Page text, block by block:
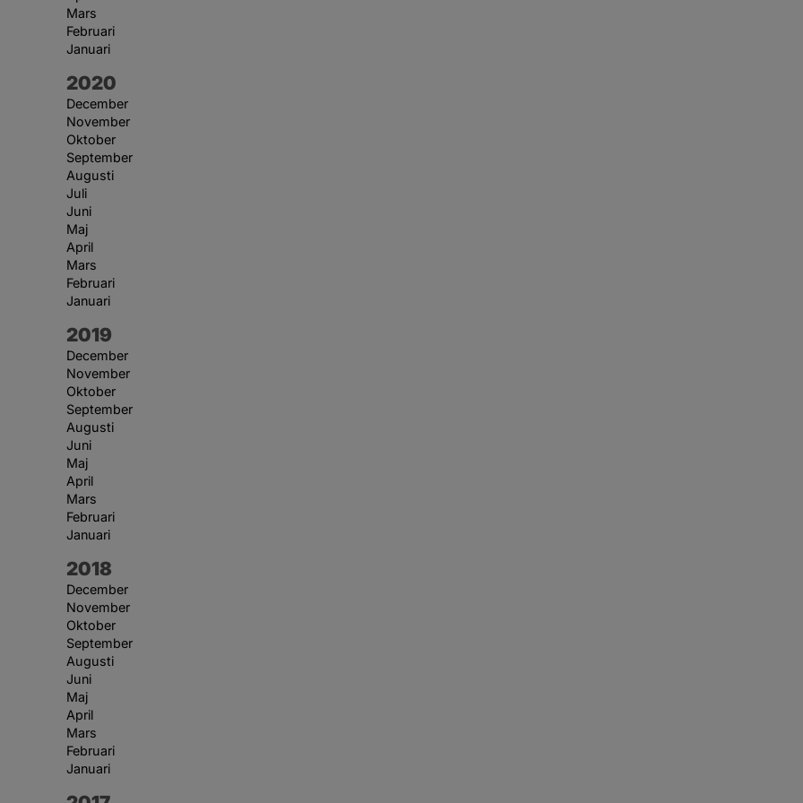
Mars
Februari
Januari
År:
2020
December
November
Oktober
September
Augusti
Juli
Juni
Maj
April
Mars
Februari
Januari
År:
2019
December
November
Oktober
September
Augusti
Juni
Maj
April
Mars
Februari
Januari
År:
2018
December
November
Oktober
September
Augusti
Juni
Maj
April
Mars
Februari
Januari